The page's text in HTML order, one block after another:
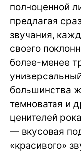
полноценной
предлагая
звучания,
своего
более-менее
большинства
темноватая и
ценителей
— вкусовая
«красивого»